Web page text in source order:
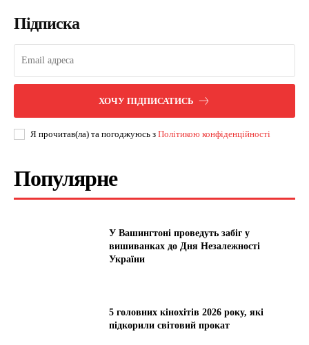
Підписка
ХОЧУ ПІДПИСАТИСЬ
Я прочитав(ла) та погоджуюсь з Політикою конфіденційності
Популярне
У Вашингтоні проведуть забіг у
вишиванках до Дня Незалежності
України
5 головних кінохітів 2026 року, які
підкорили світовий прокат